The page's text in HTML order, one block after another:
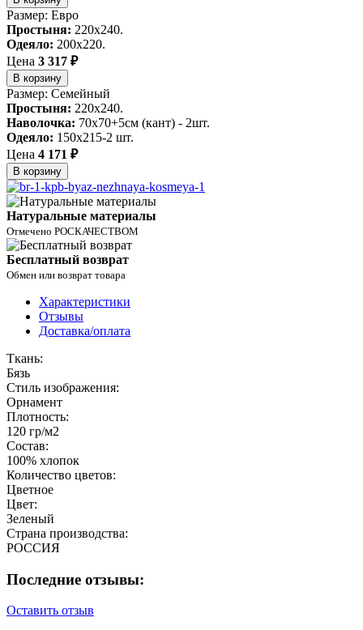
Размер: Евро
Простыня: 220х240.
Одеяло: 200х220.
Цена 3 317 ₽
В корзину
Размер: Семейный
Простыня: 220х240.
Наволочка: 70х70+5см (кант) - 2шт.
Одеяло: 150х215-2 шт.
Цена 4 171 ₽
В корзину
Натуральные материалы
Отмечено РОСКАЧЕСТВОМ
Бесплатный возврат
Обмен или возврат товара
Характеристики
Отзывы
Доставка/оплата
Ткань:
Бязь
Стиль изображения:
Орнамент
Плотность:
120 гр/м2
Состав:
100% хлопок
Количество цветов:
Цветное
Цвет:
Зеленый
Страна производства:
РОССИЯ
Последние отзывы:
Оставить отзыв